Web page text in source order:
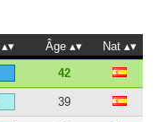
Âge
Nat
42
39